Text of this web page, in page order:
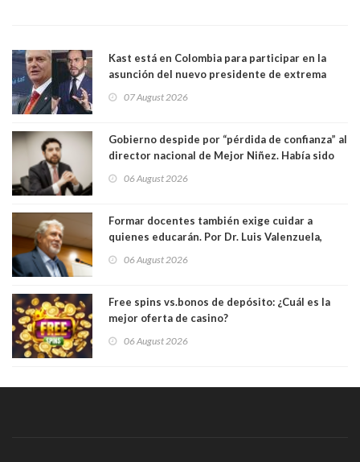
Kast está en Colombia para participar en la
asunción del nuevo presidente de extrema
07 August 2026
Gobierno despide por “pérdida de confianza” al
director nacional de Mejor Niñez. Había sido
06 August 2026
Formar docentes también exige cuidar a
quienes educarán. Por Dr. Luis Valenzuela,
Académicos U. Católica Silva Henríquez
06 August 2026
Free spins vs.bonos de depósito: ¿Cuál es la
mejor oferta de casino?
06 August 2026